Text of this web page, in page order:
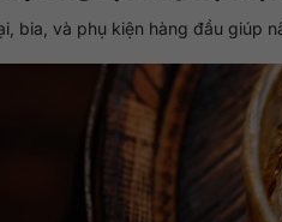
bia, và phụ kiện hàng đầu giúp